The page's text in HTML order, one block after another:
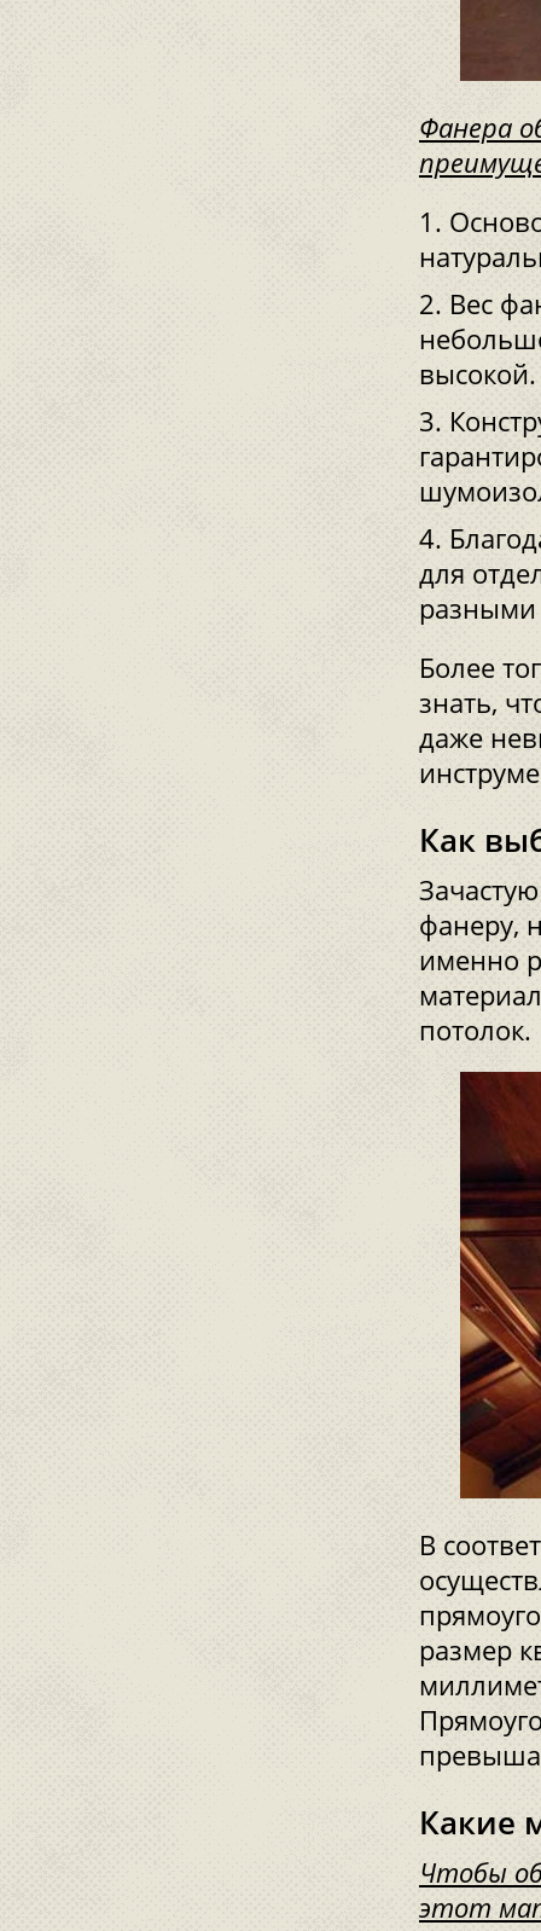
Фанера
Вес
высокой.
для
разными
Более
знать,
даже
Как
фанеру,
именно
потолок.
В
размер
Какие
Чтобы
этот